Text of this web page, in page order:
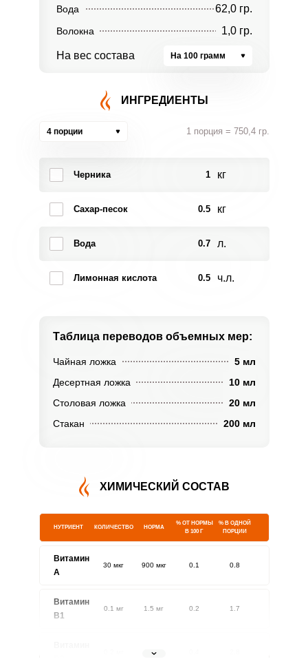
Вода 62,0 гр.
Волокна 1,0 гр.
На вес состава На 100 грамм
ИНГРЕДИЕНТЫ
4 порции 1 порция = 750,4 гр.
Черника 1 кг
Сахар-песок 0.5 кг
Вода 0.7 л.
Лимонная кислота 0.5 ч.л.
Таблица переводов объемных мер:
Чайная ложка
5 мл
Десертная ложка
10 мл
Столовая ложка
20 мл
Стакан
200 мл
ХИМИЧЕСКИЙ СОСТАВ
НУТРИЕНТ КОЛИЧЕСТВО НОРМА
% ОТ НОРМЫ
В 100 Г
% В ОДНОЙ
ПОРЦИИ
Витамин
A
30 мкг 900 мкг 0.1 0.8
Витамин
В1
0.1 мг 1.5 мг 0.2 1.7
1.8 мг